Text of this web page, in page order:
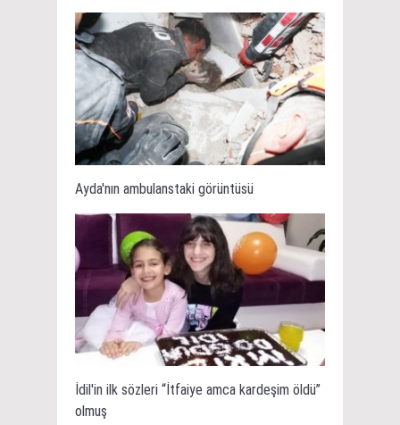
Ayda'nın ambulanstaki görüntüsü
İdil'in ilk sözleri “İtfaiye amca kardeşim öldü”
olmuş